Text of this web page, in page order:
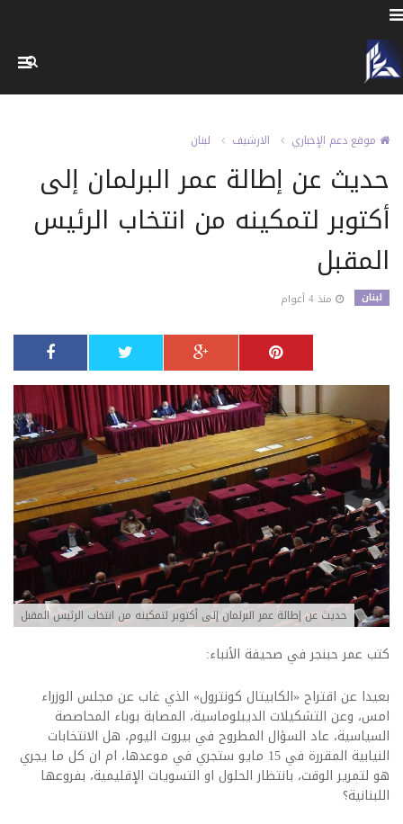
موقع دعم الإخباري الارشيف لبنان
حديث عن إطالة عمر البرلمان إلى
أكتوبر لتمكينه من انتخاب الرئيس
المقبل
لبنان منذ 4 أعوام
حديث عن إطالة عمر البرلمان إلى أكتوبر لتمكينه من انتخاب الرئيس المقبل
كتب عمر حبنجر في صحيفة الأنباء:
بعيدا عن اقتراح «الكابيتال كونترول» الذي غاب عن مجلس الوزراء
امس، وعن التشكيلات الديبلوماسية، المصابة بوباء المحاصصة
السياسية، عاد السؤال المطروح في بيروت اليوم، هل الانتخابات
النيابية المقررة في 15 مايو ستجري في موعدها، ام ان كل ما يجري
هو لتمرير الوقت، بانتظار الحلول او التسويات الإقليمية، بفروعها
اللبنانية؟